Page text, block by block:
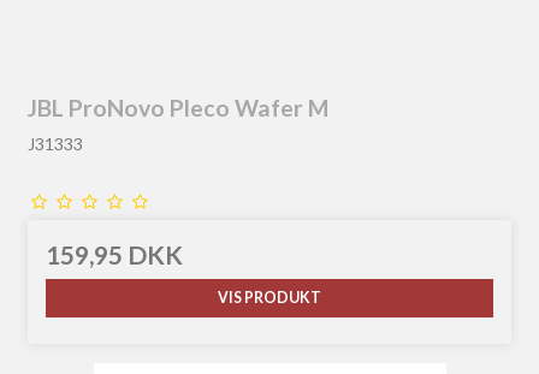
JBL ProNovo Pleco Wafer M
J31333
159,95 DKK
VIS PRODUKT